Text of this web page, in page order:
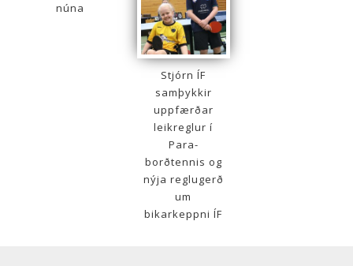
núna
Stjórn ÍF
samþykkir
uppfærðar
leikreglur í
Para-
borðtennis og
nýja reglugerð
um
bikarkeppni ÍF